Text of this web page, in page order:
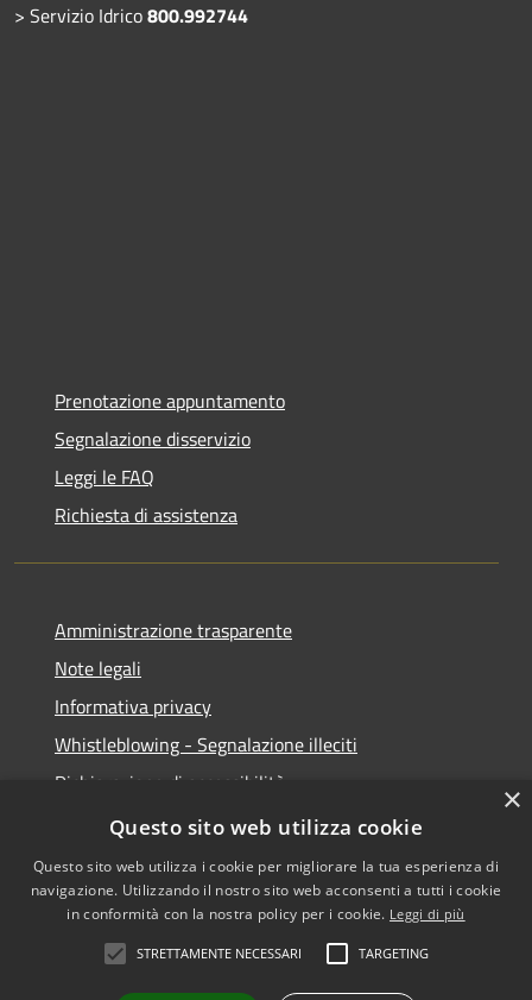
> Servizio Idrico800.992744
Prenotazione appuntamento
Segnalazione disservizio
Leggi le FAQ
Richiesta di assistenza
Amministrazione trasparente
Note legali
Informativa privacy
Whistleblowing - Segnalazione illeciti
Dichiarazione di accessibilità
Obiettivi di acessibilità
Accessibilità
Copyright © 2026 • Comune di
Voghera • Powered by
×
Questo sito web utilizza cookie
Questo sito web utilizza i cookie per migliorare la tua esperienza di
navigazione. Utilizzando il nostro sito web acconsenti a tutti i cookie
in conformità con la nostra policy per i cookie. Leggi di più
STRETTAMENTE NECESSARI TARGETING